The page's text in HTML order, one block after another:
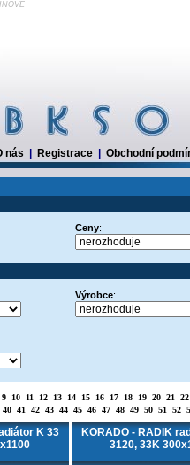
nás Registrace Obchodní
Ceny:
Výrobce:
9 10 11 12 13 14 15 16 17 18 19 20 21 22
40 41 42 43 44 45 46 47 48 49 50 51 52
K 33
KORADO - RADIK
3120, 33K